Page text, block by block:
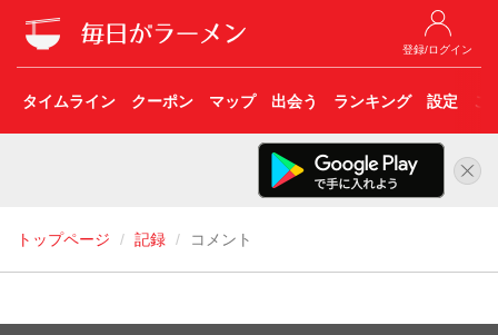
登録/ログイン
タイムライン クーポン マップ 出会う ランキング 設定 こ
トップページ 記録 コメント